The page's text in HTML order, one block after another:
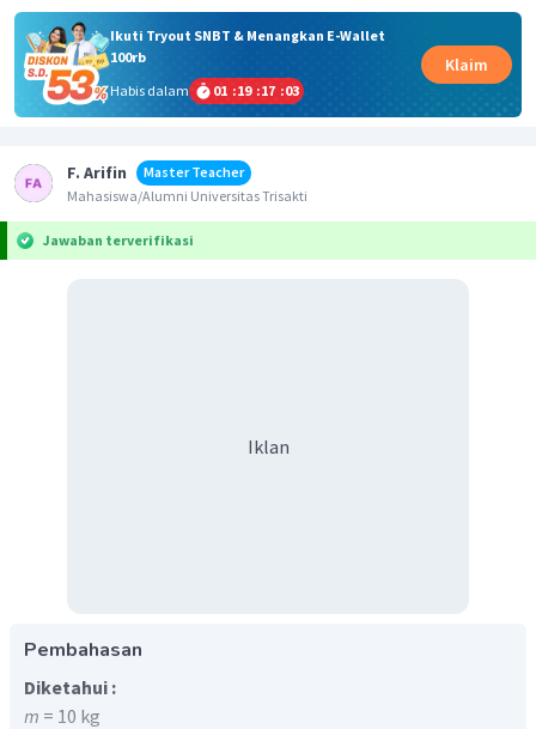
Ikuti Tryout SNBT & Menangkan E-Wallet
100rb
Habis dalam
01 :19 :17 :03
Klaim
F. Arifin
Master Teacher
Mahasiswa/Alumni Universitas Trisakti
Jawaban terverifikasi
Iklan
Pembahasan
Diketahui :
m = 10 kg